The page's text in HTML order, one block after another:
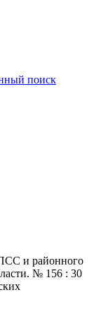
поиск
и районного
№ 156 : 30